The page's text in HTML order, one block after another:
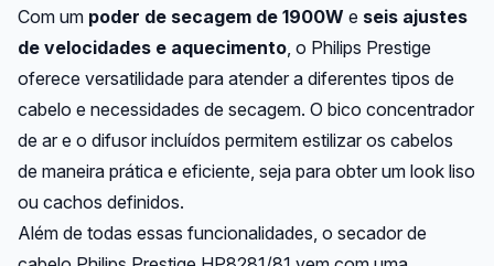
Com um poder de secagem de 1900W e seis ajustes
de velocidades e aquecimento, o Philips Prestige
oferece versatilidade para atender a diferentes tipos de
cabelo e necessidades de secagem. O bico concentrador
de ar e o difusor incluídos permitem estilizar os cabelos
de maneira prática e eficiente, seja para obter um look liso
ou cachos definidos.
Além de todas essas funcionalidades, o secador de